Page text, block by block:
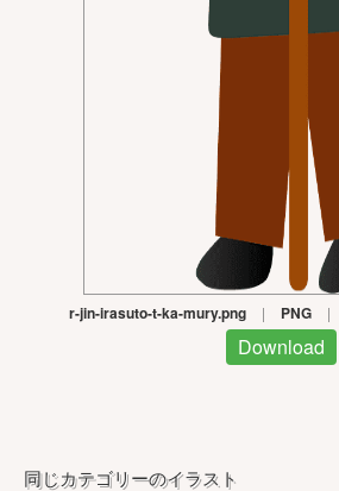
r-jin-irasuto-t-ka-mury.png | PNG |
Download
同じカテゴリーのイラスト